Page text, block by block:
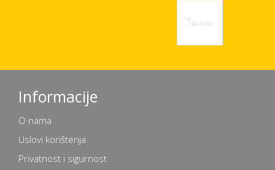
Informacije
O nama
Uslovi korištenja
Privatnost i sigurnost